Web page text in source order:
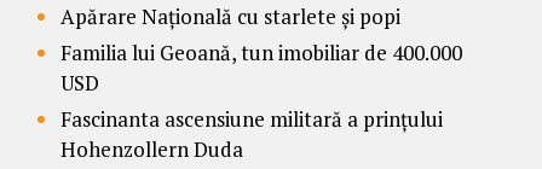
Apărare Națională cu starlete și popi
Familia lui Geoană, tun imobiliar de 400.000
USD
Fascinanta ascensiune militară a prințului
Hohenzollern Duda